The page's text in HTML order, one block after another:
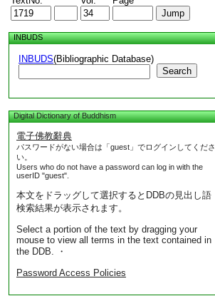
INBUDS
INBUDS(Bibliographic Database)
Search
Digital Dictionary of Buddhism
電子佛教辭典
パスワードがない場合は「guest」でログインしてくださ
い。
Users who do not have a password can log in with the
userID "guest".
本文をドラッグして選択するとDDBの見出し語
検索結果が表示されます。
Select a portion of the text by dragging your
mouse to view all terms in the text contained in
the DDB. ・
Password Access Policies